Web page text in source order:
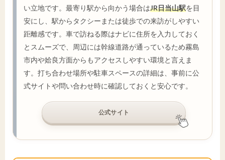
い立地です。最寄り駅から向かう場合はJR日当山駅を目
安にし、駅からタクシーまたは徒歩での来訪がしやすい
距離感です。車で訪ねる際はナビに住所を入力しておく
とスムーズで、周辺には幹線道路が通っているため霧島
市内や姶良方面からもアクセスしやすい環境と言えま
す。打ち合わせ場所や駐車スペースの詳細は、事前に公
式サイトや問い合わせ時に確認しておくと安心です。
公式サイト